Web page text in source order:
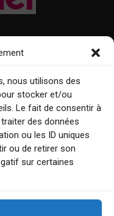
nous utilisons des
stocker et/ou
Le fait de consentir à
des données
ou les ID uniques
ou de retirer son
sur certaines
oû trouver Le Mensuel ?
en ligne
temps d’un week-end ou